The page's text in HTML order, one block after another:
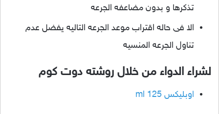
تذكرها و بدون مضاعفه الجرعه
الا فى حاله اقتراب موعد الجرعه التاليه يفضل عدم
تناول الجرعه المنسيه
لشراء الدواء من خلال روشته دوت كوم
اوبليكس 125 ml